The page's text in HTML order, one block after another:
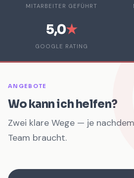
MITARBEITER GEFÜHRT
5,0★
GOOGLE RATING
ANGEBOTE
Wo kann ich helfen?
Zwei klare Wege — je
Team braucht.